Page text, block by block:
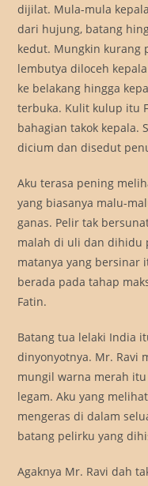
dijilat. Mula-mula
dari hujung, batang
kedut. Mungkin kurang
lembutya diloceh
ke belakang hingga
terbuka. Kulit kulup itu
bahagian takok kepala.
dicium dan disedut
Aku terasa pening
yang biasanya malu-
ganas. Pelir tak
malah di uli dan dihidu
matanya yang bersinar
berada pada tahap
Fatin.
Batang tua lelaki India
dinyonyotnya. Mr. Ravi
mungil warna merah
legam. Aku yang
mengeras di dalam
batang pelirku yang
Agaknya Mr. Ravi dah